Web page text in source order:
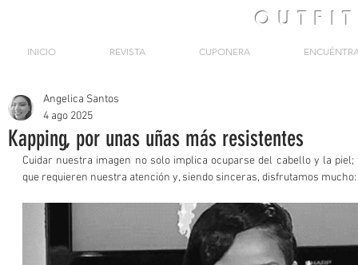
OUTFIT
INICIO REVISTA CUPONERA
Kapping, por unas uñas más resistentes
Angelica Santos
4 ago 2025
Cuidar nuestra imagen no solo implica ocuparse del cabello y la
que requieren nuestra atención y, siendo sinceras, disfrutamos mucho: